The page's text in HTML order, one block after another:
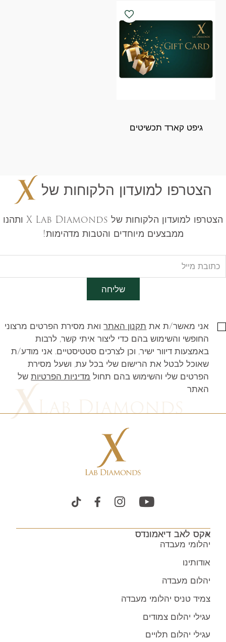
גיפט קארד תכשיטים
הצטרפו למועדון הלקוחות של
הצטרפו למועדון הלקוחות של X Lab Diamonds ותהנו
ממבצעים מיוחדים והטבות מדהימות!
שליחה
אני מאשר/ת את תקנון האתרואת מסירת הפרטים מרצוני
החופשי והשימוש בהם כדי ליצור איתי קשר, לרבות
באמצעות דיוור ישיר, וכן לצרכים סטטיסטיים. אני מודע/ת
שאוכל לבטל את הרישום שלי בכל עת, ושעל מסירת
הפרטים שלי והשימוש בהם תחול מדיניות הפרטיותשל
האתר
אקס לאב דיאמונדס
יהלומי מעבדה
אודותינו
יהלום מעבדה
צמיד טניס יהלומי מעבדה
עגילי יהלום צמודים
עגילי יהלום תלויים